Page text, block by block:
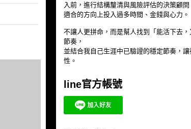
入前，進行結構釐清與風險評估的決策顧
適合的方向上投入過多時間、金錢與心力。
不讓人更拼命，而是幫人找到「能活下去
節奏，
並結合我自己生涯中已驗證的穩定節奏，
性。
line官方帳號